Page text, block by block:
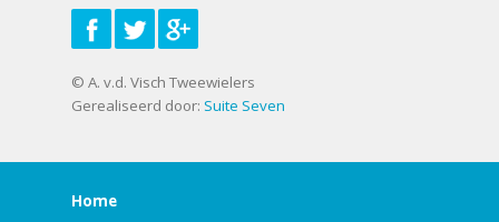
© A. v.d. Visch Tweewielers
Gerealiseerd door: Suite Seven
Home